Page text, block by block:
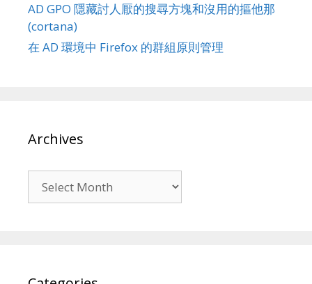
AD GPO 隱藏討人厭的搜尋方塊和沒用的摳他那
(cortana)
在 AD 環境中 Firefox 的群組原則管理
Archives